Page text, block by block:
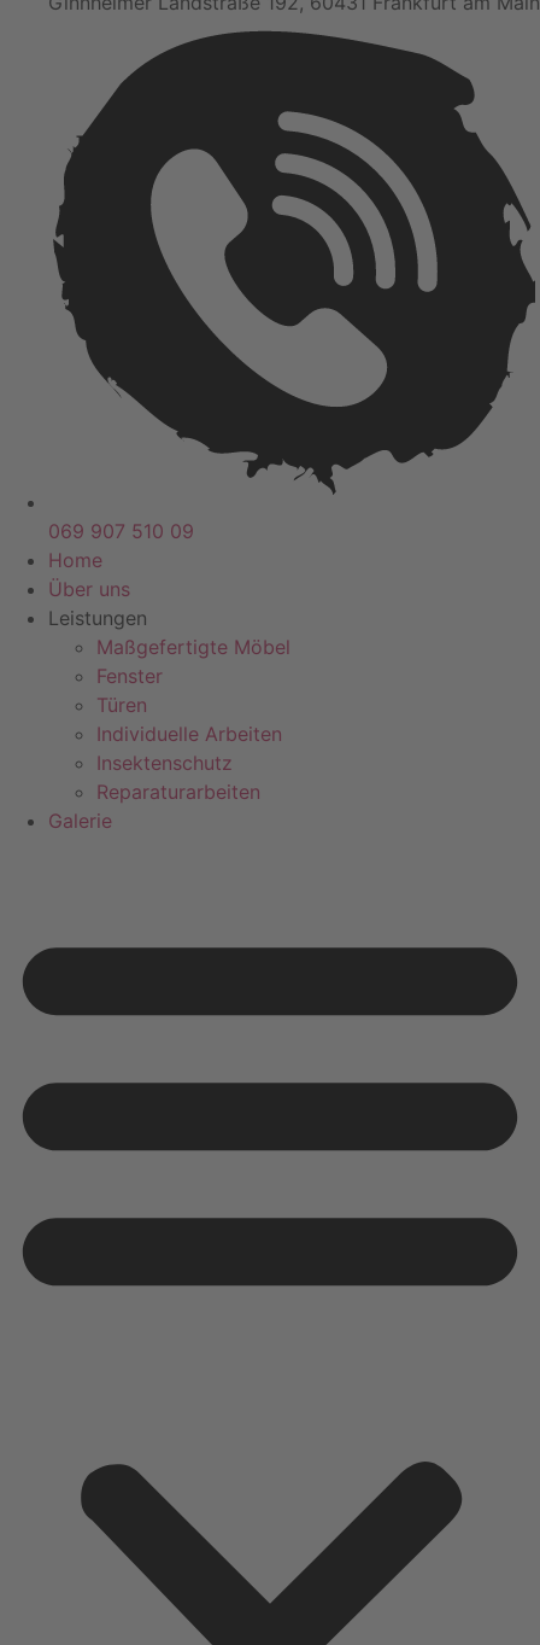
069 907 510 09
Home
Über uns
Leistungen
Maßgefertigte Möbel
Fenster
Türen
Individuelle Arbeiten
Insektenschutz
Reparaturarbeiten
Galerie